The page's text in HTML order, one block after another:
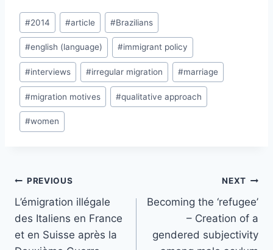
Post
Tags:
#2014 #article #Brazilians
#english (language) #immigrant policy
#interviews #irregular migration #marriage
#migration motives #qualitative approach
#women
Post
navigation
PREVIOUS
L’émigration illégale
des Italiens en France
et en Suisse après la
NEXT
Becoming the ‘refugee’
– Creation of a
gendered subjectivity